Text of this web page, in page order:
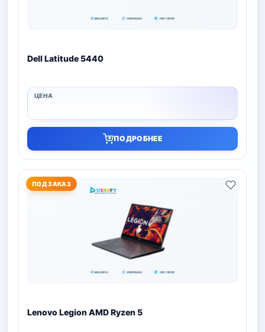
Dell Latitude 5440
ПОДРОБНЕЕ
ПОД ЗАКАЗ
Lenovo Legion AMD Ryzen 5